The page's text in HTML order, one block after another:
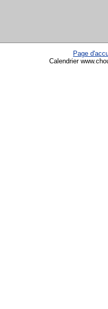
Page
Calendrier